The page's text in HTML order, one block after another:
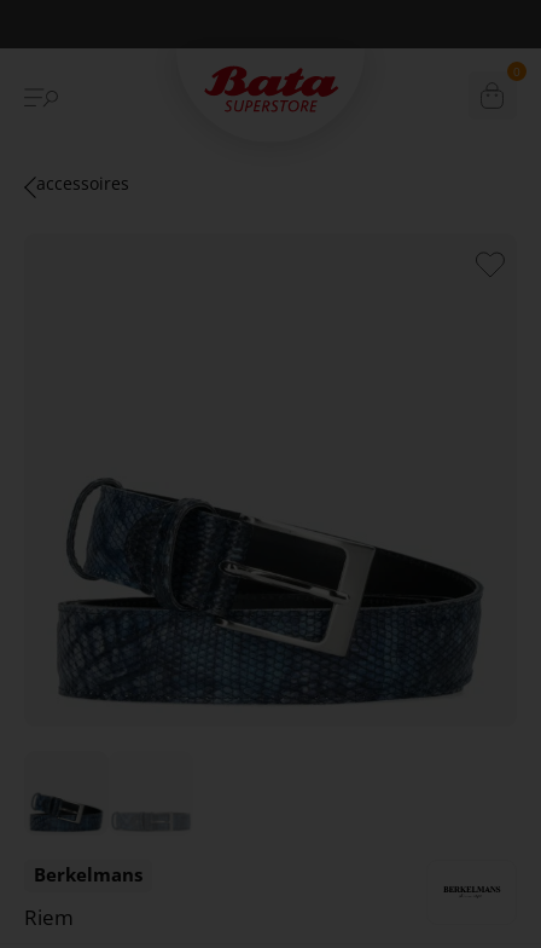
Betaal achteraf met Klarna 0
accessoires
Berkelmans
Riem